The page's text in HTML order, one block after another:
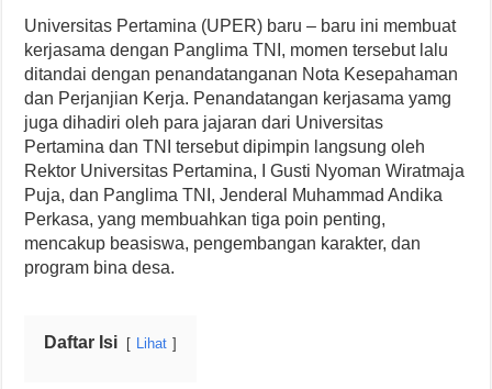
Universitas Pertamina (UPER) baru – baru ini membuat
kerjasama dengan Panglima TNI, momen tersebut lalu
ditandai dengan penandatanganan Nota Kesepahaman
dan Perjanjian Kerja. Penandatangan kerjasama yamg
juga dihadiri oleh para jajaran dari Universitas
Pertamina dan TNI tersebut dipimpin langsung oleh
Rektor Universitas Pertamina, I Gusti Nyoman Wiratmaja
Puja, dan Panglima TNI, Jenderal Muhammad Andika
Perkasa, yang membuahkan tiga poin penting,
mencakup beasiswa, pengembangan karakter, dan
program bina desa.
Daftar Isi Lihat